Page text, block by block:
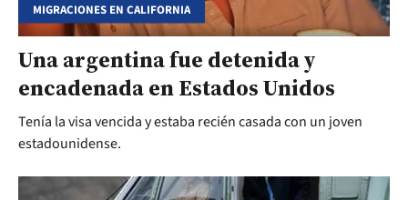
MIGRACIONES EN CALIFORNIA
Una argentina fue detenida y
encadenada en Estados Unidos
Tenía la visa vencida y estaba recién casada con un joven
estadounidense.